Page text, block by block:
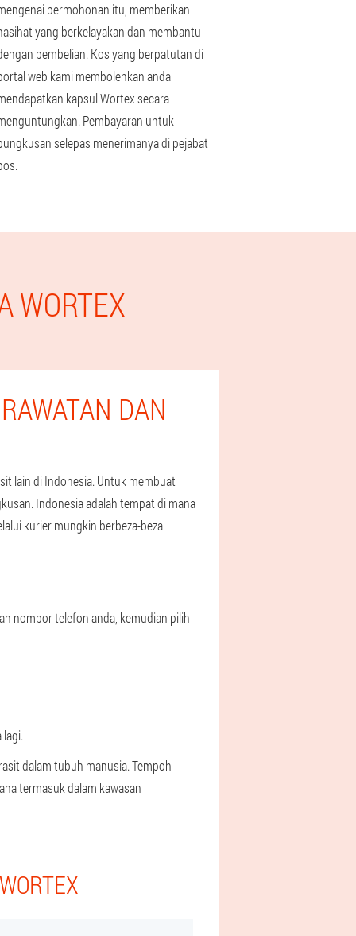
permohonan itu, memberikan
yang berkelayakan dan membantu
pembelian. Kos yang berpatutan di
web kami membolehkan anda
kapsul Wortex secara
Pembayaran untuk
selepas menerimanya di pejabat
WORTEX
DAN
lain di Indonesia. Untuk membuat
Indonesia adalah tempat di mana
kurier mungkin berbeza-beza
nombor telefon anda, kemudian pilih
dalam tubuh manusia. Tempoh
termasuk dalam kawasan